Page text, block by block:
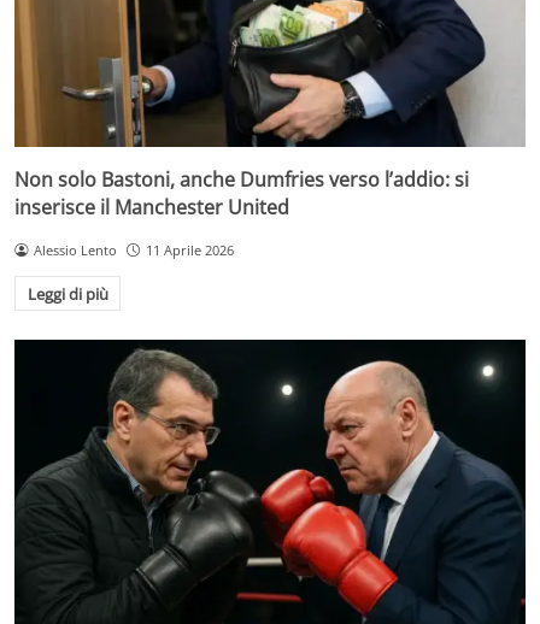
Non solo Bastoni, anche Dumfries verso l’addio: si
inserisce il Manchester United
Alessio Lento 11 Aprile 2026
Leggi di più